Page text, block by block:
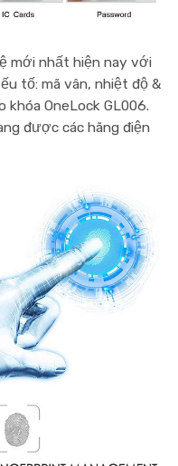
mới nhất hiện nay với
tố: mã vân, nhiệt độ &
OneLock GL006.
được các hãng điện